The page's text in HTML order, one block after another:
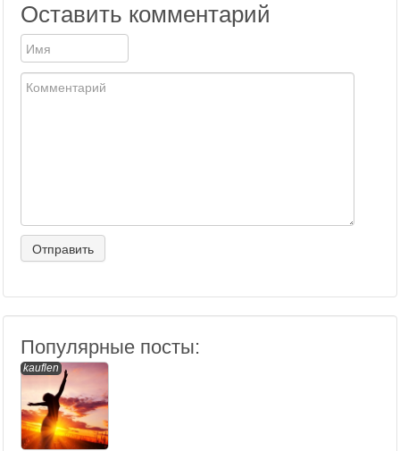
Оставить комментарий
Популярные посты:
kauflen